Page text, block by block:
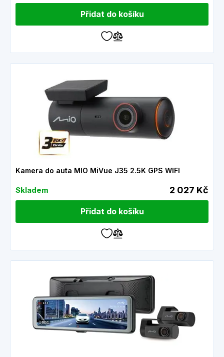
Přidat do košíku
Kamera do auta MIO MiVue J35 2.5K GPS WIFI
Skladem 2 027 Kč
Přidat do košíku